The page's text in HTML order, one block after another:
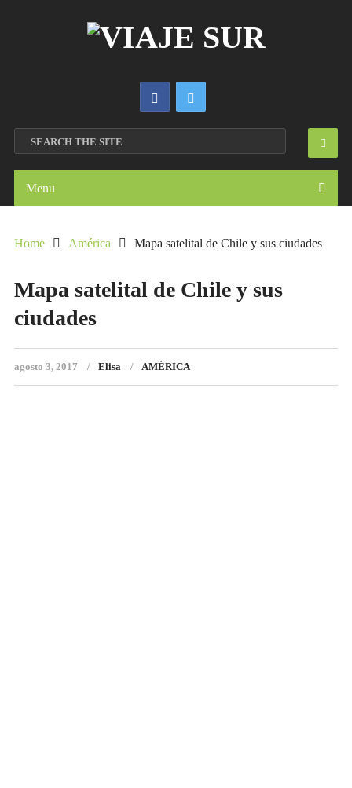
Menu
Home América Mapa satelital de Chile y sus ciudades
Mapa satelital de Chile y sus
ciudades
agosto 3, 2017 Elisa AMÉRICA